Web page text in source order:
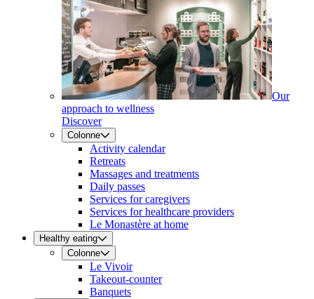
Our
approach to wellness
Discover
Colonne
Activity calendar
Retreats
Massages and treatments
Daily passes
Services for caregivers
Services for healthcare providers
Le Monastère at home
Healthy eating
Colonne
Le Vivoir
Takeout-counter
Banquets